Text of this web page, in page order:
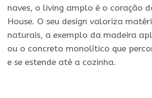
naves, o living amplo é o coração
House. O seu design valoriza
naturais, a exemplo da madeira
ou o concreto monolítico que
e se estende até a cozinha.